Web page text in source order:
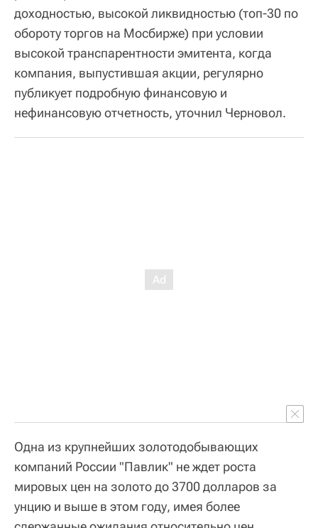
доходностью, высокой ликвидностью (топ-30 по
обороту торгов на Мосбирже) при условии
высокой транспарентности эмитента, когда
компания, выпустившая акции, регулярно
публикует подробную финансовую и
нефинансовую отчетность, уточнил Черновол.
Одна из крупнейших золотодобывающих
компаний России "Павлик" не ждет роста
мировых цен на золото до 3700 долларов за
унцию и выше в этом году, имея более